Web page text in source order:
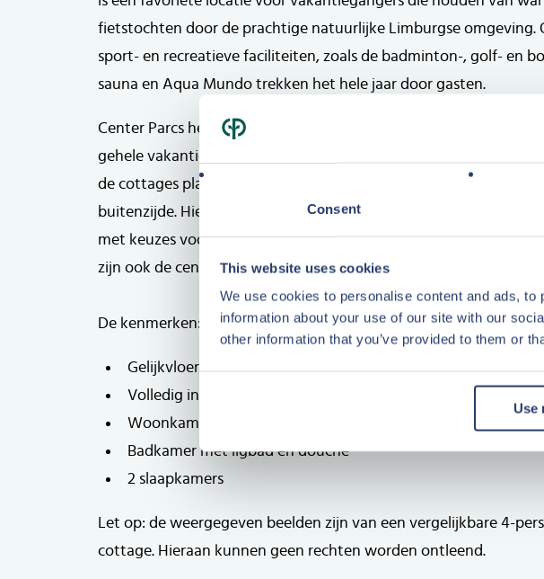
Consent
This website uses cookies
We use cookies to personalise content and ads,
information about your use of our site with our
other information that you’ve provided to them or
Use
Plattegrond
Plattegrond
fietstochten door de prachtige natuurlijke Limburgse omgeving.
sport- en recreatieve faciliteiten, zoals de badminton-, golf- en
sauna en Aqua Mundo trekken het hele jaar door gasten.
Center Parcs heeft ruim 12 miljoen euro geïnvesteerd in de
gehele vakantiepark. In 2017 heeft reeds een vernieuwing van de
de cottages plaatsgevonden en in januari 2022 is gestart met de
buitenzijde. Hierbij sluit Center Parcs aan bij de laatste trends op
met keuzes voor meer comfort, luxe en duurzaamheid. Naast de
zijn ook de centrale faciliteiten en groenvoorziening op het park
De kenmerken:
Gelijkvloerse 4-persoons Comfort cottage (type Narcis)
Volledig ingericht en van alle gemakken voorzien
Woonkamer met open keuken
Badkamer met ligbad en douche
2 slaapkamers
Let op: de weergegeven beelden zijn van een vergelijkbare 4-
cottage. Hieraan kunnen geen rechten worden ontleend.